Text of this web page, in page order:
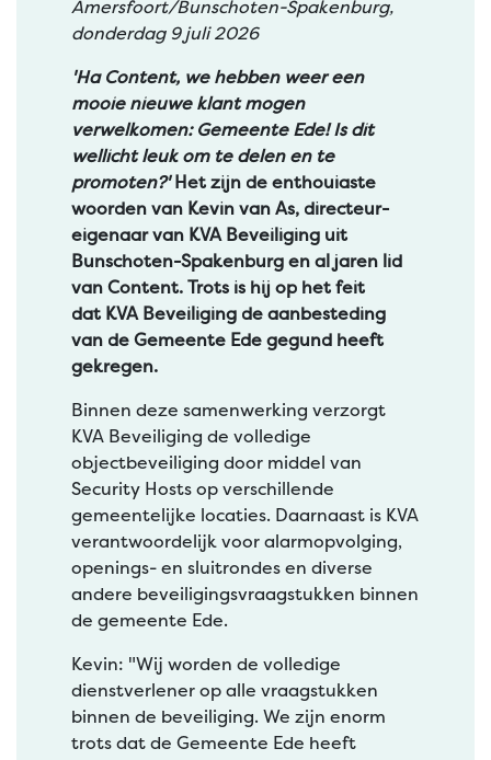
Amersfoort/Bunschoten-Spakenburg,
donderdag 9 juli 2026
'Ha Content, we hebben weer een
mooie nieuwe klant mogen
verwelkomen: Gemeente Ede! Is dit
wellicht leuk om te delen en te
promoten?'Het zijn de enthouiaste
woorden van Kevin van As, directeur-
eigenaar van KVA Beveiliging uit
Bunschoten-Spakenburg en al jaren lid
van Content. Trots is hij op het feit
dat KVA Beveiliging de aanbesteding
van de Gemeente Ede gegund heeft
gekregen.
Binnen deze samenwerking verzorgt
KVA Beveiliging de volledige
objectbeveiliging door middel van
Security Hosts op verschillende
gemeentelijke locaties. Daarnaast is KVA
verantwoordelijk voor alarmopvolging,
openings- en sluitrondes en diverse
andere beveiligingsvraagstukken binnen
de gemeente Ede.
Kevin: "Wij worden de volledige
dienstverlener op alle vraagstukken
binnen de beveiliging. We zijn enorm
trots dat de Gemeente Ede heeft